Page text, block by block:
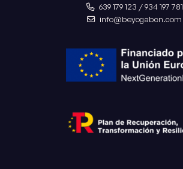
639 179 123 /934 197 781
info@beyogabcn.com